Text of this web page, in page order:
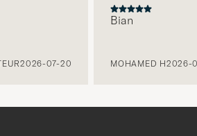
2026-07-20
Bian
MOHAMED H2026-07-27